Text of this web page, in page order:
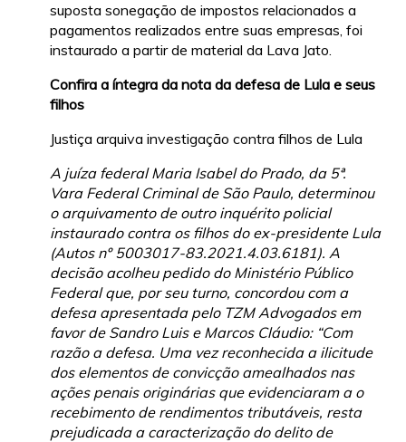
suposta sonegação de impostos relacionados a
pagamentos realizados entre suas empresas, foi
instaurado a partir de material da Lava Jato.
Confira a íntegra da nota da defesa de Lula e seus
filhos
Justiça arquiva investigação contra filhos de Lula
A juíza federal Maria Isabel do Prado, da 5ª.
Vara Federal Criminal de São Paulo, determinou
o arquivamento de outro inquérito policial
instaurado contra os filhos do ex-presidente Lula
(Autos nº 5003017-83.2021.4.03.6181). A
decisão acolheu pedido do Ministério Público
Federal que, por seu turno, concordou com a
defesa apresentada pelo TZM Advogados em
favor de Sandro Luis e Marcos Cláudio: “Com
razão a defesa. Uma vez reconhecida a ilicitude
dos elementos de convicção amealhados nas
ações penais originárias que evidenciaram a o
recebimento de rendimentos tributáveis, resta
prejudicada a caracterização do delito de